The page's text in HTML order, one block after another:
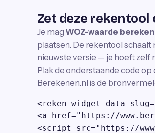
Zet deze rekentool
Je mag WOZ-waarde
plaatsen. De rekentool
nieuwste versie — je hoeft zelf
Plak de onderstaande code
Berekenen.nl is de
<reken-widget data-
<a href="https://
<script src="https://